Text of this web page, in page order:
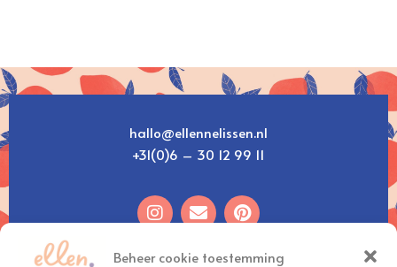
Beheer cookie toestemming
hallo@ellennelissen.nl
+31(0)6 – 30 12 99 11